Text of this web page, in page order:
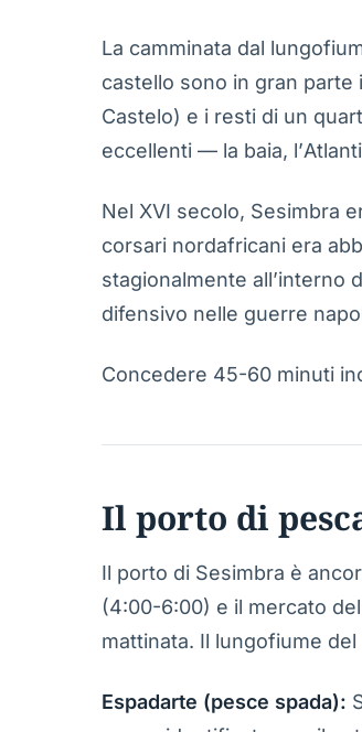
La camminata dal
castello sono in gran parte
Castelo) e i resti di un
eccellenti — la baia,
Nel XVI secolo, Sesimbra
corsari nordafricani era
stagionalmente all’interno
difensivo nelle guerre
Concedere 45-60 minuti
Il porto di
Il porto di Sesimbra è
(4:00-6:00) e il mercato
mattinata. Il lungofiume
Espadarte (pesce spada):